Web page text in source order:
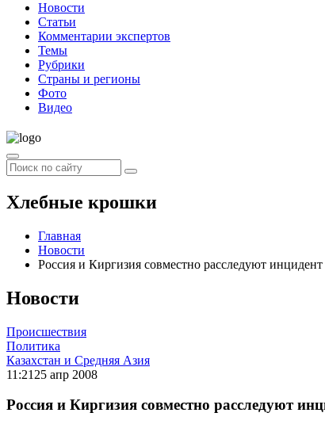
Новости
Статьи
Комментарии экспертов
Темы
Рубрики
Страны и регионы
Фото
Видео
Хлебные крошки
Главная
Новости
Россия и Киргизия совместно расследуют
Новости
Происшествия
Политика
Казахстан и Средняя Азия
11:21 25 апр 2008
Россия и Киргизия совместно расследуют